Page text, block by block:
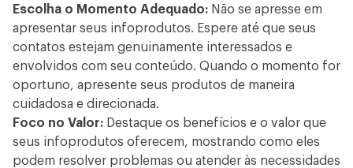
Escolha o Momento Adequado: Não se apresse em
apresentar seus infoprodutos. Espere até que seus
contatos estejam genuinamente interessados e
envolvidos com seu conteúdo. Quando o momento for
oportuno, apresente seus produtos de maneira
cuidadosa e direcionada.
Foco no Valor: Destaque os benefícios e o valor que
seus infoprodutos oferecem, mostrando como eles
podem resolver problemas ou atender às necessidades